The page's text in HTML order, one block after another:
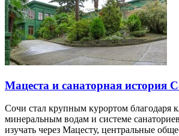
Мацеста и санаторная история
Сочи стал крупным курортом благодаря
минеральным водам и системе
изучать через Мацесту, центральные